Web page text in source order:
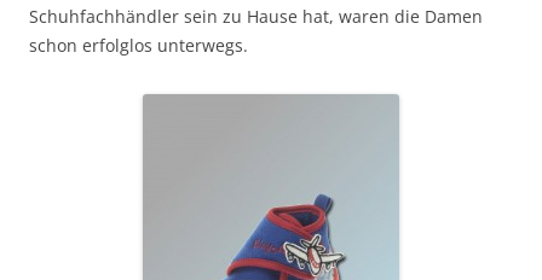
Schuhfachhändler sein zu Hause hat, waren die Damen
schon erfolglos unterwegs.